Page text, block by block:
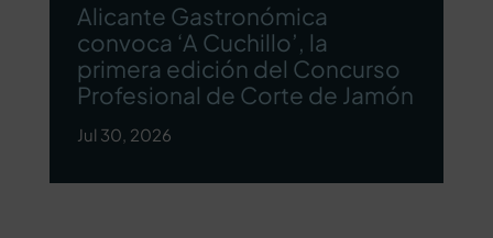
Alicante Gastronómica
convoca ‘A Cuchillo’, la
primera edición del Concurso
Profesional de Corte de Jamón
Jul 30, 2026